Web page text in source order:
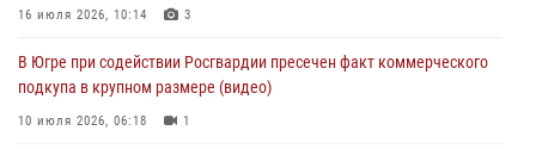
направлении
Офицеры Росгвардии и ветераны войск правопорядка почтили
память генерала армии Ивана Кирилловича Яковлева
16 июля 2026, 10:14 3
В Югре при содействии Росгвардии пресечен факт коммерческого
подкупа в крупном размере (видео)
10 июля 2026, 06:18 1